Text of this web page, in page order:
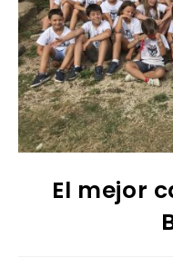
El mejor